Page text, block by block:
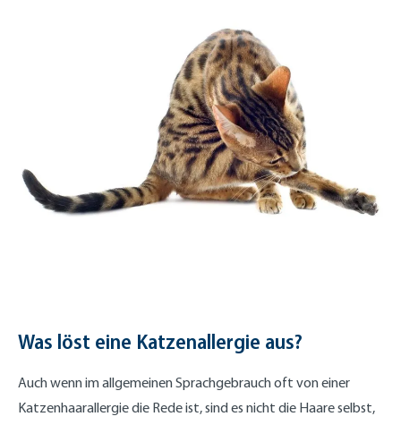
Was löst eine Katzenallergie aus?
Auch wenn im allgemeinen Sprachgebrauch oft von einer
Katzenhaarallergie die Rede ist, sind es nicht die Haare selbst,